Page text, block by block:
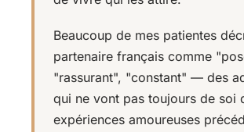
Beaucoup de mes patientes
partenaire français comme
"rassurant", "constant" — des
qui ne vont pas toujours de soi
expériences amoureuses